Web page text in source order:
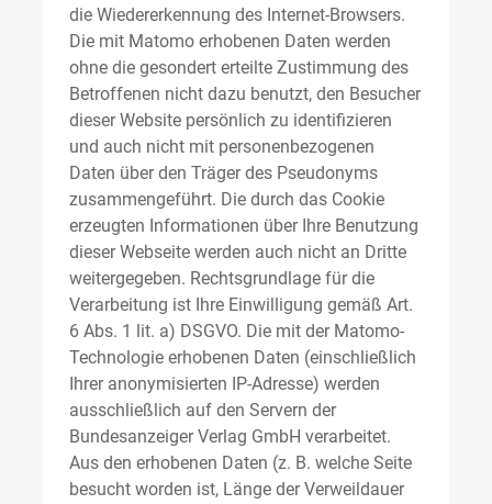
die Wiedererkennung des Internet-Browsers.
Die mit Matomo erhobenen Daten werden
ohne die gesondert erteilte Zustimmung des
Betroffenen nicht dazu benutzt, den Besucher
dieser Website persönlich zu identifizieren
und auch nicht mit personenbezogenen
Daten über den Träger des Pseudonyms
zusammengeführt. Die durch das Cookie
erzeugten Informationen über Ihre Benutzung
dieser Webseite werden auch nicht an Dritte
weitergegeben. Rechtsgrundlage für die
Verarbeitung ist Ihre Einwilligung gemäß Art.
6 Abs. 1 lit. a) DSGVO. Die mit der Matomo-
Technologie erhobenen Daten (einschließlich
Ihrer anonymisierten IP-Adresse) werden
ausschließlich auf den Servern der
Bundesanzeiger Verlag GmbH verarbeitet.
Aus den erhobenen Daten (z. B. welche Seite
besucht worden ist, Länge der Verweildauer